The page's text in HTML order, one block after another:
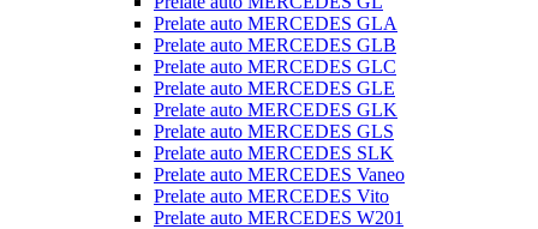
Prelate auto MERCEDES GLA
Prelate auto MERCEDES GLB
Prelate auto MERCEDES GLC
Prelate auto MERCEDES GLE
Prelate auto MERCEDES GLK
Prelate auto MERCEDES GLS
Prelate auto MERCEDES SLK
Prelate auto MERCEDES Vaneo
Prelate auto MERCEDES Vito
Prelate auto MERCEDES W201